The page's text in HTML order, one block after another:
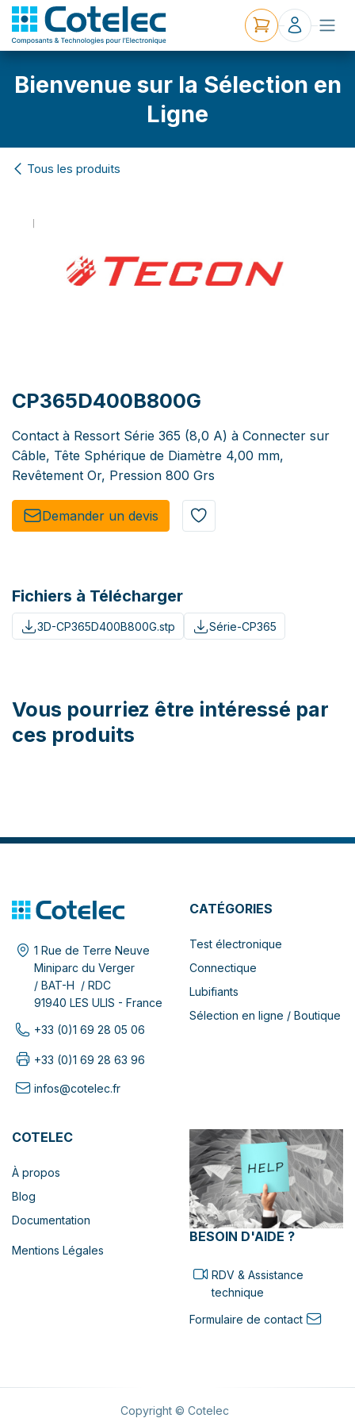
Bienvenue sur la Sélection en
Ligne
Tous les produits
CP365D400B800G
Contact à Ressort Série 365 (8,0 A) à Connecter sur
Câble, Tête Sphérique de Diamètre 4,00 mm,
Revêtement Or, Pression 800 Grs
Demander un de​​vis​​
Fichiers à Télécharger
3D-CP365D400B800G.stp Série-CP365
Vous pourriez être intéressé par
ces produits
1 Rue de Terre Neuve
Miniparc du Verger
/ BAT-H / RDC
91940 LES ULIS - France
+33 (0)1 69 28 05 06
+33 (0)1 69 28 63 96
infos@cotelec.fr
CATÉGORIES
Test électronique
Connectique
Lubifiants
Sélection en ligne / Boutique
COTELEC
À propos
Blog
Documentation
Mentions Légales
BESOIN D'AIDE ?
RDV & Assistance
technique
Formulaire de contact
Copyright © Cotelec